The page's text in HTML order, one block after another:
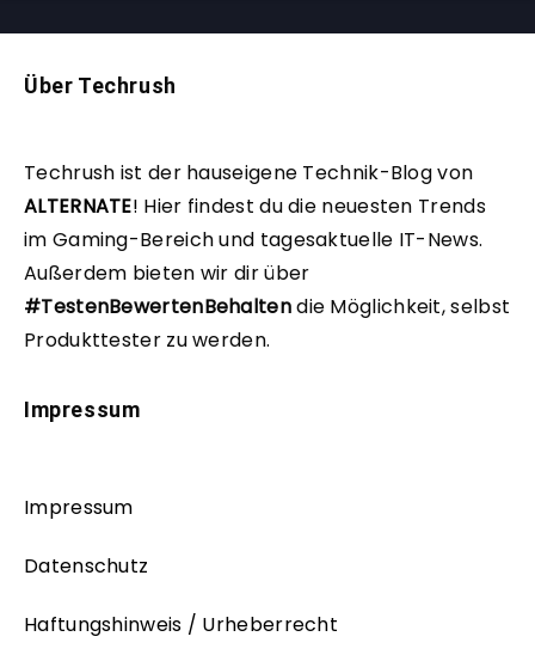
Über Techrush
Techrush ist der hauseigene Technik-Blog von
ALTERNATE! Hier findest du die neuesten Trends
im Gaming-Bereich und tagesaktuelle IT-News.
Außerdem bieten wir dir über
#TestenBewertenBehaltendie Möglichkeit, selbst
Produkttester zu werden.
Impressum
Impressum
Datenschutz
Haftungshinweis / Urheberrecht